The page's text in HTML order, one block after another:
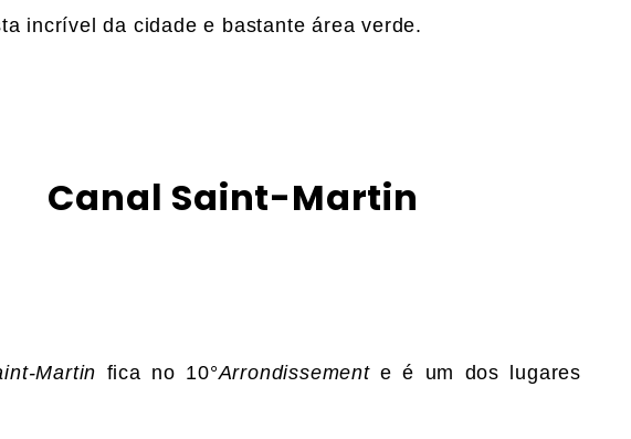
incrível da cidade e bastante área verde.
Canal Saint-Martin
Martin fica no 10°Arrondissemente é um dos lugares